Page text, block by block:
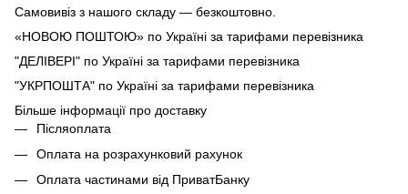
Самовивіз з нашого складу — безкоштовно.
«НОВОЮ ПОШТОЮ» по Україні за тарифами перевізника
"ДЕЛІВЕРІ" по Україні за тарифами перевізника
"УКРПОШТА" по Україні за тарифами перевізника
Більше інформації про доставку
Післяоплата
Оплата на розрахунковий рахунок
Оплата частинами від ПриватБанку